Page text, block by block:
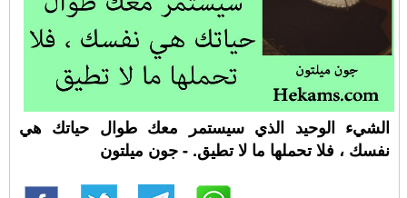
الشيء الوحيد الذي سيستمر معك طوال حياتك هي
نفسك ، فلا تحملها ما لا تطيق. - جون ميلتون